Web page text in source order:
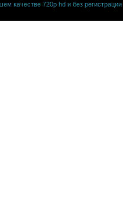
качестве 720p hd и без